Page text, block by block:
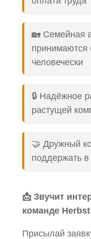
🏡 Семейная
принимаются
человечески
🔒 Надёжное
растущей
🤝 Дружный
поддержать
📩 Звучит
команде
Присылай